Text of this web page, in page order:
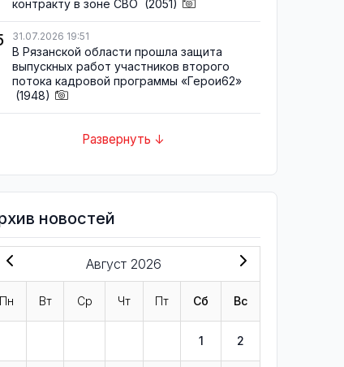
контракту в зоне СВО (2051)
31.07.2026 19:51
В Рязанской области прошла защита
выпускных работ участников второго
потока кадровой программы «Герои62»
(1948)
Развернуть ↓
новостей
Август 2026
Пн Вт Ср Чт Пт Сб Вс
1 2